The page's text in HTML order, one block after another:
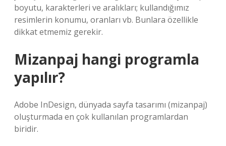
boyutu, karakterleri ve aralıkları; kullandığımız
resimlerin konumu, oranları vb. Bunlara özellikle
dikkat etmemiz gerekir.
Mizanpaj hangi programla
yapılır?
Adobe InDesign, dünyada sayfa tasarımı (mizanpaj)
oluşturmada en çok kullanılan programlardan
biridir.